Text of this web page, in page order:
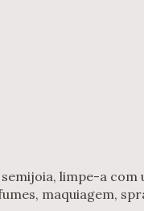
limpe-a com
maquiagem,